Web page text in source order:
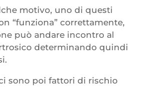
motivo, uno di questi
“funziona” correttamente,
può andare incontro al
determinando quindi
sono poi fattori di rischio